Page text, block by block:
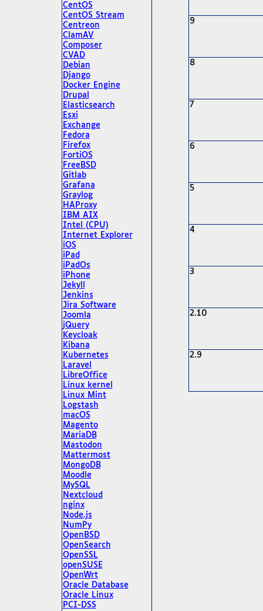
CentOS
CentOS Stream
Centreon
ClamAV
Composer
CVAD
Debian
Django
Docker Engine
Drupal
Elasticsearch
Esxi
Exchange
Fedora
Firefox
FortiOS
FreeBSD
Gitlab
Grafana
Graylog
HAProxy
IBM AIX
Intel (CPU)
Internet Explorer
iOS
iPad
iPadOs
iPhone
Jekyll
Jenkins
Jira Software
Joomla
jQuery
Keycloak
Kibana
Kubernetes
Laravel
LibreOffice
Linux kernel
Linux Mint
Logstash
macOS
Magento
MariaDB
Mastodon
Mattermost
MongoDB
Moodle
MySQL
Nextcloud
nginx
Node.js
NumPy
OpenBSD
OpenSearch
OpenSSL
openSUSE
OpenWrt
Oracle Database
Oracle Linux
PCI-DSS
9
8
7
6
5
4
3
2.10
2.9